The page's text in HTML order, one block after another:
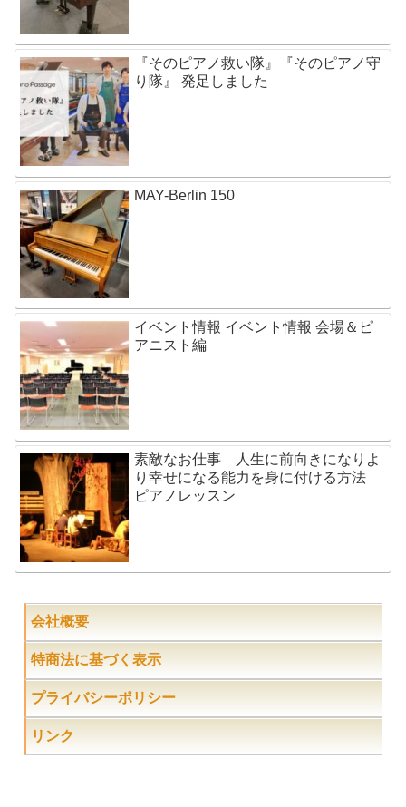
『そのピアノ救い隊』『そのピアノ守
り隊』 発足しました
MAY-Berlin 150
イベント情報 イベント情報 会場＆ピ
アニスト編
素敵なお仕事 人生に前向きになりよ
り幸せになる能力を身に付ける方法
ピアノレッスン
会社概要
特商法に基づく表示
プライバシーポリシー
リンク